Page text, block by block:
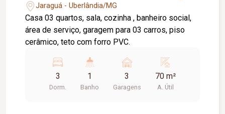
Jaraguá - Uberlândia/MG
Casa 03 quartos, sala, cozinha , banheiro social,
área de serviço, garagem para 03 carros, piso
cerâmico, teto com forro PVC.
3
Dorm.
1
Banho
3
Garagens
70 m²
A. Útil